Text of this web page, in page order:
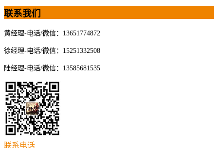
联系我们
黄经理-电话/微信：13651774872
徐经理-电话/微信：15251332508
陆经理-电话/微信：13585681535
联系电话